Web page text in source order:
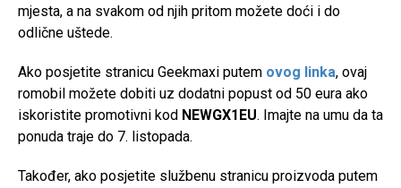
mjesta, a na svakom od njih pritom možete doći i do
odlične uštede.
Ako posjetite stranicu Geekmaxi putem ovog linka, ovaj
romobil možete dobiti uz dodatni popust od 50 eura ako
iskoristite promotivni kod NEWGX1EU. Imajte na umu da ta
ponuda traje do 7. listopada.
Također, ako posjetite službenu stranicu proizvoda putem